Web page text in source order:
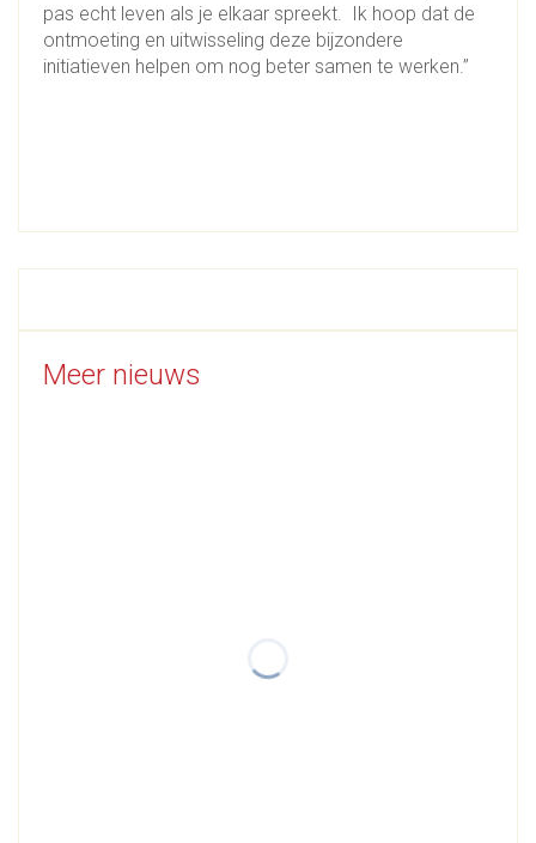
pas echt leven als je elkaar spreekt. Ik hoop dat de
ontmoeting en uitwisseling deze bijzondere
initiatieven helpen om nog beter samen te werken.”
Meer nieuws